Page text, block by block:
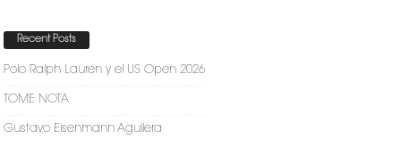
Recent Posts
Polo Ralph Lauren y el US Open 2026
TOME NOTA
Gustavo Eisenmann Aguilera